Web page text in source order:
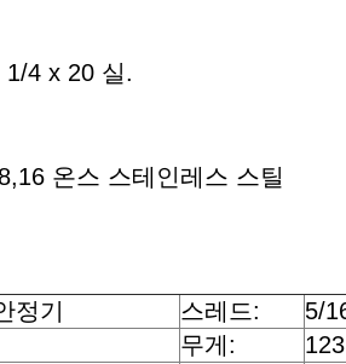
4 x 20 실.
온스 스테인레스 스틸
정기 스레드:
5/
무게: